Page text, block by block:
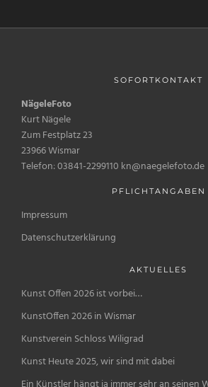
SOFORTKONTAKT
NägeleFoto
Kurt Nägele
Zum Festplatz 23
23966 Wismar
Telefon: 03841-2299110 kn@naegelefoto.de
PFLICHTANGABEN
Impressum
Datenschutzerklärung
AKTUELLES
Kunst Offen 2026 ist vorbei…
KunstOffen 2026 in Wismar
Kunstverein Schloss Wiligrad
Kunst Heute 2025, wir sind mit dabei